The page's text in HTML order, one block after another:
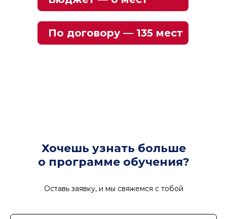
По договору — 135 мест
Хочешь узнать больше
о программе обучения?
Оставь заявку, и мы свяжемся с тобой